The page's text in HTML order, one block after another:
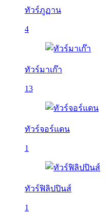
ทัวร์ภูฏาน
4
ทัวร์มาเก๊า
13
ทัวร์จอร์แดน
1
ทัวร์ฟิลิปปินส์
1